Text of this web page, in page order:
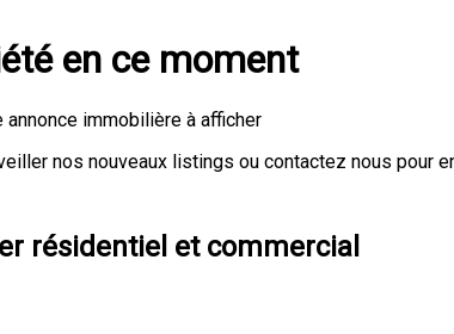
en ce moment
annonce immobilière à afficher
nos nouveaux listings ou contactez nous pour
résidentiel et commercial